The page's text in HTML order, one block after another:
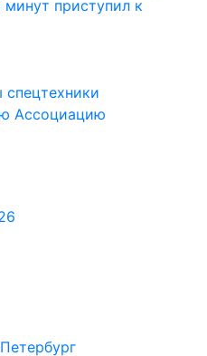
минут приступил к
Ассоциацию